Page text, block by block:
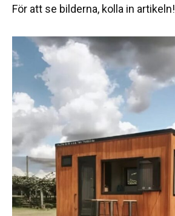
För att se bilderna, kolla in artikeln!